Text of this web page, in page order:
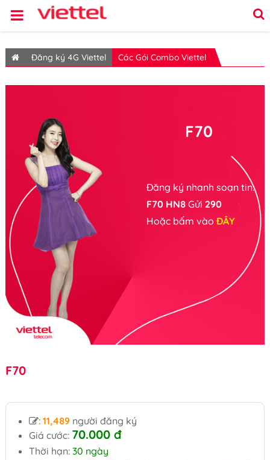
Đăng ký 4G Viettel Các Gói Combo Viettel
F70
Đăng ký nhanh soạn tin:
F70 HN8Gửi 290
Hoặc bấm vào ĐÂY
F70
: 11,489 người đăng ký
Giá cước: 70.000 đ
Thời hạn: 30 ngày